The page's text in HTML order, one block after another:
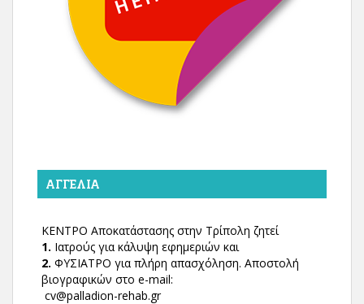
ΑΓΓΕΛΊΑ
ΚΕΝΤΡΟ Αποκατάστασης στην Τρίπολη ζητεί
1. Ιατρούς για κάλυψη εφημεριών και
2. ΦΥΣΙΑΤΡΟ για πλήρη απασχόληση. Αποστολή
βιογραφικών στο e-mail:
cv@palladion-rehab.gr